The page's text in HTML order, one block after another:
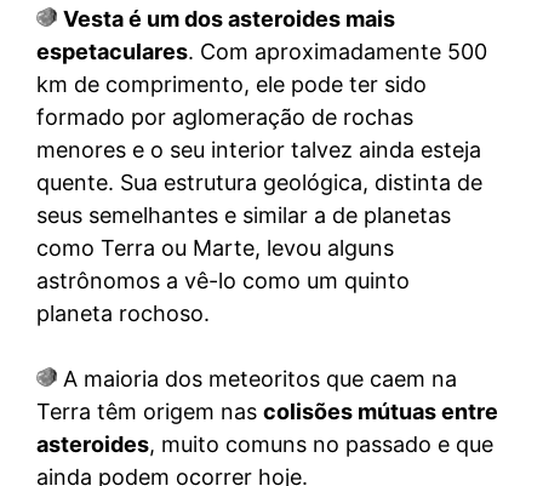
Vesta é um dos asteroides mais
espetaculares. Com aproximadamente 500
km de comprimento, ele pode ter sido
formado por aglomeração de rochas
menores e o seu interior talvez ainda esteja
quente. Sua estrutura geológica, distinta de
seus semelhantes e similar a de planetas
como Terra ou Marte, levou alguns
astrônomos a vê-lo como um quinto
planeta rochoso.
A maioria dos meteoritos que caem na
Terra têm origem nas colisões mútuas entre
asteroides, muito comuns no passado e que
ainda podem ocorrer hoje.